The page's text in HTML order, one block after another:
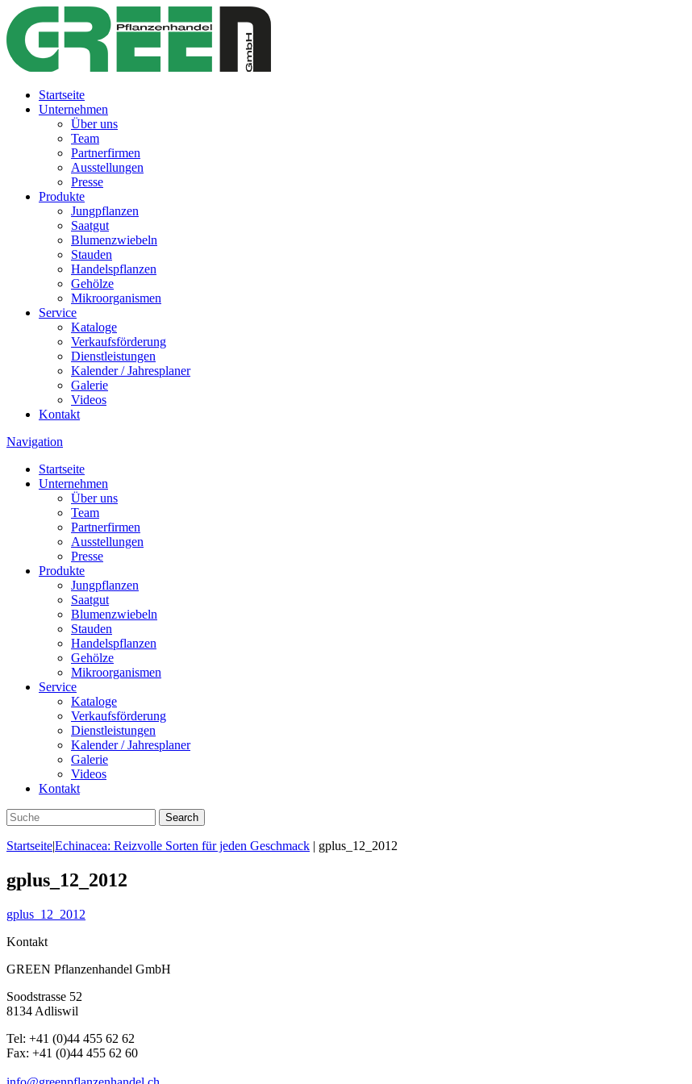
Startseite
Unternehmen
Über uns
Team
Partnerfirmen
Ausstellungen
Presse
Produkte
Jungpflanzen
Saatgut
Blumenzwiebeln
Stauden
Handelspflanzen
Gehölze
Mikroorganismen
Service
Kataloge
Verkaufsförderung
Dienstleistungen
Kalender / Jahresplaner
Galerie
Videos
Kontakt
Navigation
Startseite
Unternehmen
Über uns
Team
Partnerfirmen
Ausstellungen
Presse
Produkte
Jungpflanzen
Saatgut
Blumenzwiebeln
Stauden
Handelspflanzen
Gehölze
Mikroorganismen
Service
Kataloge
Verkaufsförderung
Dienstleistungen
Kalender / Jahresplaner
Galerie
Videos
Kontakt
Startseite|Echinacea: Reizvolle Sorten für jeden Geschmack | gplus_12_2012
gplus_12_2012
gplus_12_2012
Kontakt
GREEN Pflanzenhandel GmbH
Soodstrasse 52
8134 Adliswil
Tel: +41 (0)44 455 62 62
Fax: +41 (0)44 455 62 60